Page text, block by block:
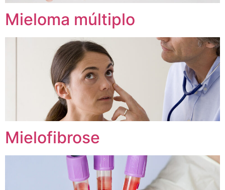
Mieloma múltiplo
Mielofibrose